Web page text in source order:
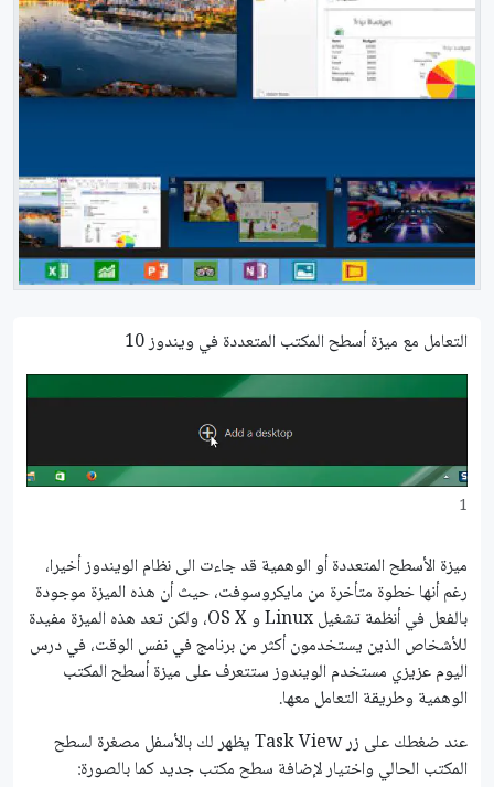
التعامل مع ميزة أسطح المكتب المتعددة في ويندوز 10
1
ميزة الأسطح المتعددة أو الوهمية قد جاءت الى نظام الويندوز أخيرا،
رغم أنها خطوة متأخرة من مايكروسوفت، حيث أن هذه الميزة موجودة
بالفعل في أنظمة تشغيل Linux و OS X، ولكن تعد هذه الميزة مفيدة
للأشخاص الذين يستخدمون أكثر من برنامج في نفس الوقت، في درس
اليوم عزيزي مستخدم الويندوز ستتعرف على ميزة أسطح المكتب
الوهمية وطريقة التعامل معها.
عند ضغطك على زر Task View يظهر لك بالأسفل مصغرة لسطح
المكتب الحالي واختيار لإضافة سطح مكتب جديد كما بالصورة: